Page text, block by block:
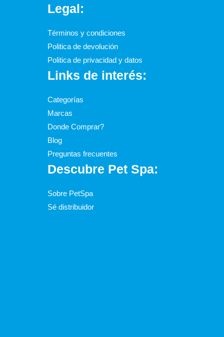
Legal:
Términos y condiciones
Politica de devolución
Politica de privacidad y datos
Links de interés:
Categorías
Marcas
Donde Comprar?
Blog
Preguntas frecuentes
Descubre Pet Spa:
Sobre PetSpa
Sé distribuidor